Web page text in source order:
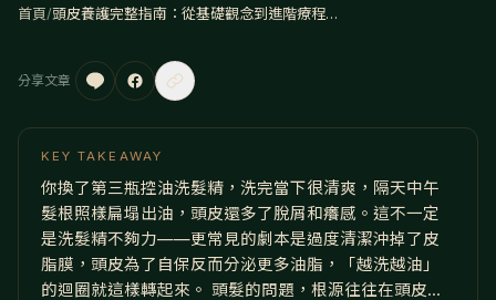
首頁/ 頭皮養護完整指南：從基礎觀念到進階療程的科學養護法
分享文章
KEY TAKEAWAY
你換了第三瓶控油洗髮精，洗完當下很清爽，隔天中午
髮根照樣扁塌出油，頭皮還多了脫屑和癢感。這不一定
是洗髮精不夠力——更常見的劇本是過度清潔沖掉了皮
脂膜，頭皮為了自保反而分泌更多油脂，「越洗越油」
的迴圈就這樣轉起來。 頭髮的問題，根源往往在頭皮...